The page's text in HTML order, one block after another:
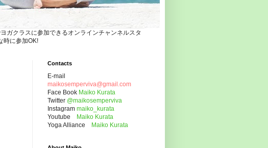
ガクラスに参加できるオンラインチャンネルスタ
時に参加OK!
Contacts
E-mail
maikosemperviva@gmail.com
Face Book Maiko Kurata
Twitter @maikosemperviva
Instagram maiko_kurata
Youtube
Maiko Kurata
Yoga Alliance
Maiko Kurata